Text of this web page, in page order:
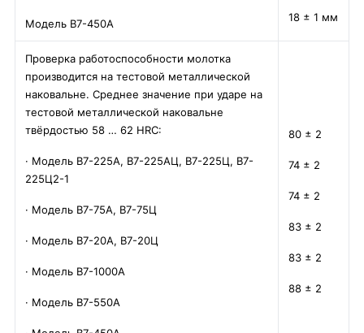
Модель В7-450А 18 ± 1 мм
Проверка работоспособности молотка
производится на тестовой металлической
наковальне. Среднее значение при ударе на
тестовой металлической наковальне
твёрдостью 58 … 62 HRC:
· Модель В7-225А, В7-225АЦ, В7-225Ц, В7-
225Ц2-1
· Модель В7-75А, В7-75Ц
· Модель В7-20А, В7-20Ц
· Модель В7-1000А
· Модель В7-550А
80 ± 2
74 ± 2
74 ± 2
83 ± 2
83 ± 2
88 ± 2